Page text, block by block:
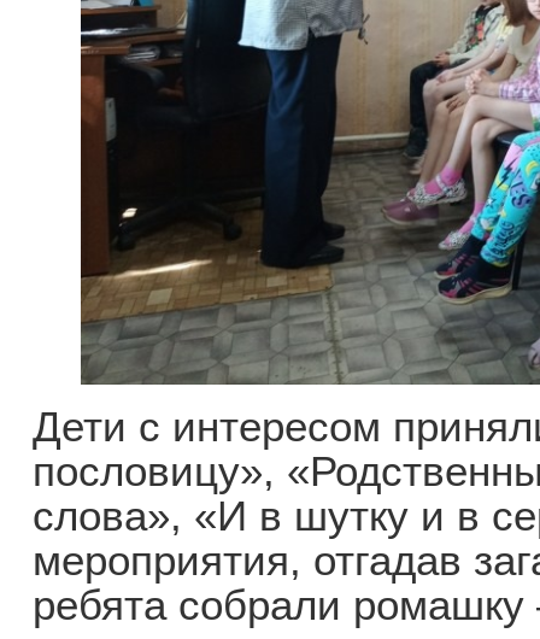
Дети с интересом
пословицу»,
слова», «И в шутку и в
мероприятия, отгадав
ребята собрали